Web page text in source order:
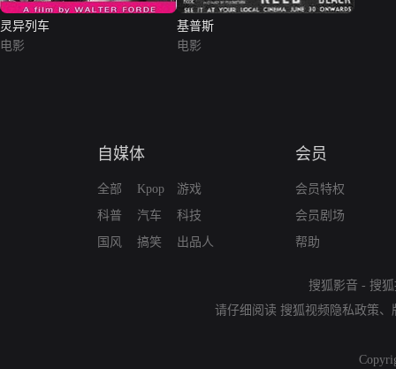
灵异列车
电影
基普斯
电影
自媒体
全部
科普
国风
Kpop
汽车
搞笑
游戏
科技
出品人
会员
会员特权
会员剧场
帮助
搜狐影音 - 搜
请仔细阅读 搜狐视频隐私政策、